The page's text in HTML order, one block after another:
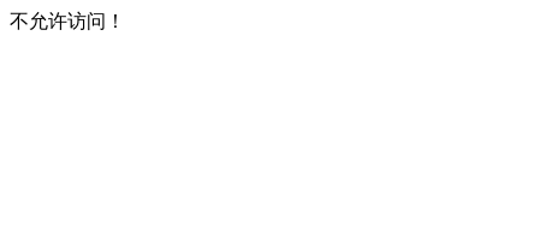
不允许访问！